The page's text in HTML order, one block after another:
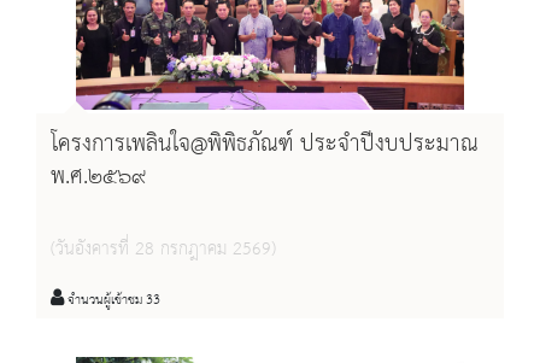
โครงการเพลินใจ@พิพิธภัณฑ์ ประจำปีงบประมาณ
พ.ศ.๒๕๖๙
(วันอังคารที่ 28 กรกฎาคม 2569)
จำนวนผู้เข้าชม 33